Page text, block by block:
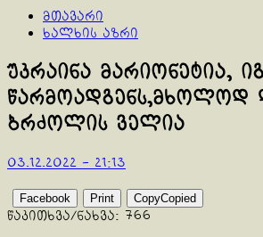
მთავარი
ხალხის აზრი
უკრაინა მარიონეტია,
ბრძოლის ველია
03.12.2022 - 21:13
Facebook Print CopyCopied
წაკითხვა/ნახვა: 766